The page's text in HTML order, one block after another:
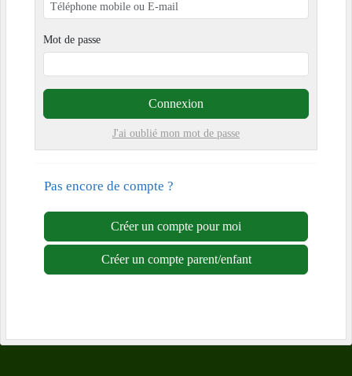
Mot de passe
Connexion
J'ai oublié mon mot de passe
Pas encore de compte ?
Créer un compte pour moi
Créer un compte parent/enfant